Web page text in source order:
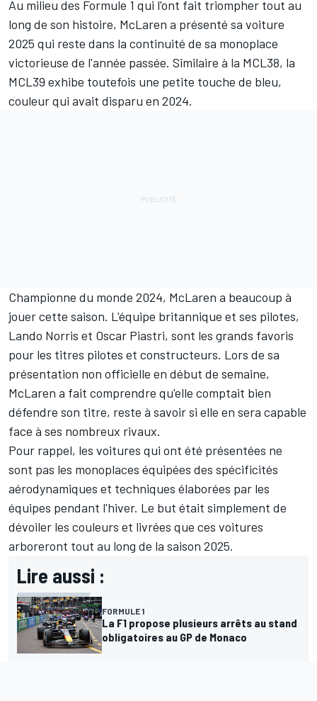
Au milieu des Formule 1 qui l'ont fait triompher tout au
long de son histoire, McLaren a présenté sa voiture
2025 qui reste dans la continuité de sa monoplace
victorieuse de l'année passée. Similaire à la MCL38, la
MCL39 exhibe toutefois une petite touche de bleu,
couleur qui avait disparu en 2024.
Championne du monde 2024, McLaren a beaucoup à
jouer cette saison. L'équipe britannique et ses pilotes,
Lando Norris et Oscar Piastri, sont les grands favoris
pour les titres pilotes et constructeurs. Lors de sa
présentation non officielle en début de semaine,
McLaren a fait comprendre qu'elle comptait bien
défendre son titre, reste à savoir si elle en sera capable
face à ses nombreux rivaux.
Pour rappel, les voitures qui ont été présentées ne
sont pas les monoplaces équipées des spécificités
aérodynamiques et techniques élaborées par les
équipes pendant l'hiver. Le but était simplement de
dévoiler les couleurs et livrées que ces voitures
arboreront tout au long de la saison 2025.
Lire aussi :
FORMULE 1
La F1 propose plusieurs arrêts au stand
obligatoires au GP de Monaco